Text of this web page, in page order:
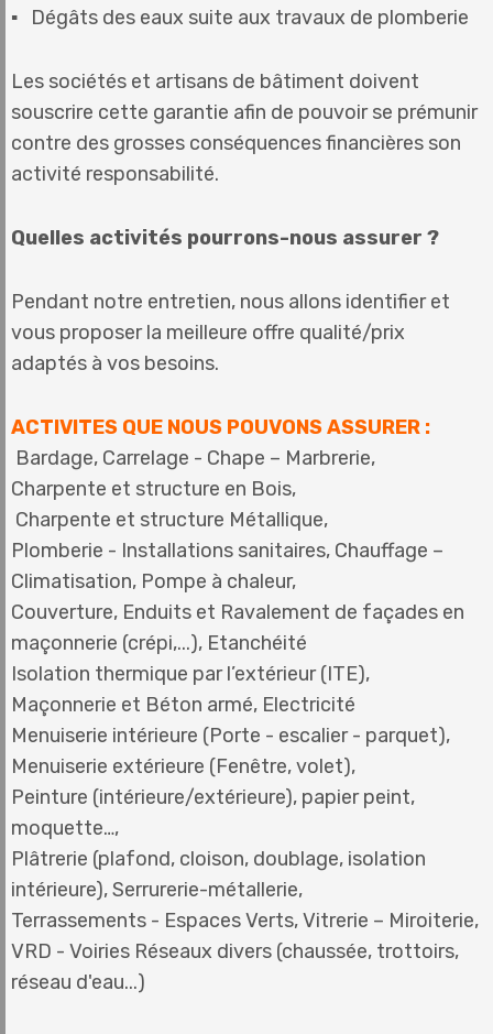
▪ Dégâts des eaux suite aux travaux de plomberie
Les sociétés et artisans de bâtiment doivent
souscrire cette garantie afin de pouvoir se prémunir
contre des grosses conséquences financières son
activité responsabilité.
Quelles activités pourrons-nous assurer ?
Pendant notre entretien, nous allons identifier et
vous proposer la meilleure offre qualité/prix
adaptés à vos besoins.
ACTIVITES QUE NOUS POUVONS ASSURER :
Bardage, Carrelage - Chape – Marbrerie,
Charpente et structure en Bois,
Charpente et structure Métallique,
Plomberie - Installations sanitaires, Chauffage –
Climatisation, Pompe à chaleur,
Couverture, Enduits et Ravalement de façades en
maçonnerie (crépi,...), Etanchéité
Isolation thermique par l’extérieur (ITE),
Maçonnerie et Béton armé, Electricité
Menuiserie intérieure (Porte - escalier - parquet),
Menuiserie extérieure (Fenêtre, volet),
Peinture (intérieure/extérieure), papier peint,
moquette…,
Plâtrerie (plafond, cloison, doublage, isolation
intérieure), Serrurerie-métallerie,
Terrassements - Espaces Verts, Vitrerie – Miroiterie,
VRD - Voiries Réseaux divers (chaussée, trottoirs,
réseau d'eau...)